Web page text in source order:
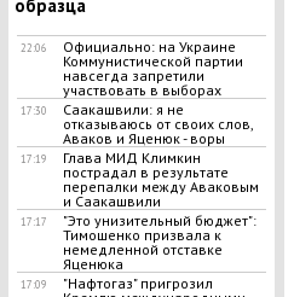
образца
22:06
Официально: на Украине
Коммунистической партии
навсегда запретили
участвовать в выборах
17:30
Саакашвили: я не
отказываюсь от своих слов,
Аваков и Яценюк - воры
17:19
​Глава МИД Климкин
пострадал в результате
перепалки между Аваковым
и Саакашвили
17:17
"Это унизительный бюджет":
Тимошенко призвала к
немедленной отставке
Яценюка
17:09
"Нафтогаз" пригрозил